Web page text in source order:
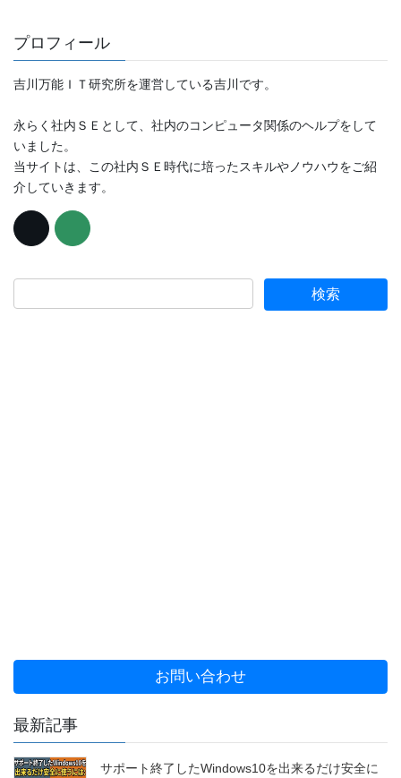
プロフィール
吉川万能ＩＴ研究所を運営している吉川です。
永らく社内ＳＥとして、社内のコンピュータ関係のヘルプをして
いました。
当サイトは、この社内ＳＥ時代に培ったスキルやノウハウをご紹
介していきます。
お問い合わせ
最新記事
サポート終了したWindows10を出来るだけ安全に